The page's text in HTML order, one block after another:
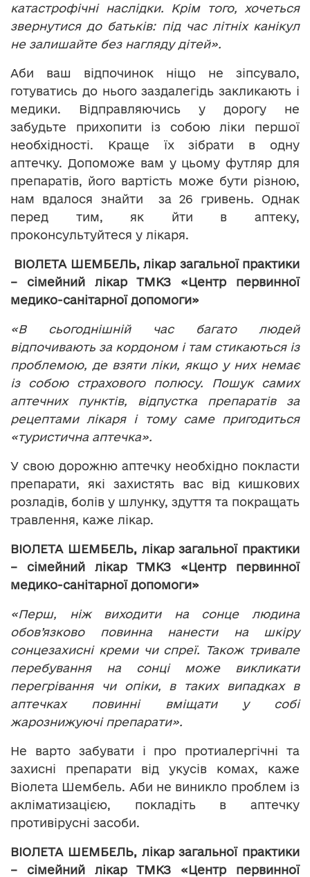
катастрофічні наслідки. Крім того, хочеться
звернутися до батьків: під час літніх канікул
не залишайте без нагляду дітей».
Аби ваш відпочинок ніщо не зіпсувало,
готуватись до нього заздалегідь закликають і
медики. Відправляючись у дорогу не
забудьте прихопити із собою ліки першої
необхідності. Краще їх зібрати в одну
аптечку. Допоможе вам у цьому футляр для
препаратів, його вартість може бути різною,
нам вдалося знайти за 26 гривень. Однак
перед тим, як йти в аптеку,
проконсультуйтеся у лікаря.
ВІОЛЕТА ШЕМБЕЛЬ, лікар загальної практики
– сімейний лікар ТМКЗ «Центр первинної
медико-санітарної допомоги»
«В сьогоднішній час багато людей
відпочивають за кордоном і там стикаються із
проблемою, де взяти ліки, якщо у них немає
із собою страхового полюсу. Пошук самих
аптечних пунктів, відпустка препаратів за
рецептами лікаря і тому саме пригодиться
«туристична аптечка».
У свою дорожню аптечку необхідно покласти
препарати, які захистять вас від кишкових
розладів, болів у шлунку, здуття та покращать
травлення, каже лікар.
ВІОЛЕТА ШЕМБЕЛЬ, лікар загальної практики
– сімейний лікар ТМКЗ «Центр первинної
медико-санітарної допомоги»
«Перш, ніж виходити на сонце людина
обов’язково повинна нанести на шкіру
сонцезахисні креми чи спреї. Також тривале
перебування на сонці може викликати
перегрівання чи опіки, в таких випадках в
аптечках повинні вміщати у собі
жарознижуючі препарати».
Не варто забувати і про протиалергічні та
захисні препарати від укусів комах, каже
Віолета Шембель. Аби не виникло проблем із
акліматизацією, покладіть в аптечку
противірусні засоби.
ВІОЛЕТА ШЕМБЕЛЬ, лікар загальної практики
– сімейний лікар ТМКЗ «Центр первинної